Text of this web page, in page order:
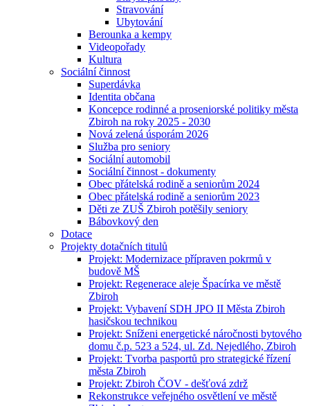
Stravování
Ubytování
Berounka a kempy
Videopořady
Kultura
Sociální činnost
Superdávka
Identita občana
Koncepce rodinné a proseniorské politiky města
Zbiroh na roky 2025 - 2030
Nová zelená úsporám 2026
Služba pro seniory
Sociální automobil
Sociální činnost - dokumenty
Obec přátelská rodině a seniorům 2024
Obec přátelská rodině a seniorům 2023
Děti ze ZUŠ Zbiroh potěšily seniory
Bábovkový den
Dotace
Projekty dotačních titulů
Projekt: Modernizace přípraven pokrmů v
budově MŠ
Projekt: Regenerace aleje Špacírka ve městě
Zbiroh
Projekt: Vybavení SDH JPO II Města Zbiroh
hasičskou technikou
Projekt: Sníženi energetické náročnosti bytového
domu č.p. 523 a 524, ul. Zd. Nejedlého, Zbiroh
Projekt: Tvorba pasportů pro strategické řízení
města Zbiroh
Projekt: Zbiroh ČOV - dešťová zdrž
Rekonstrukce veřejného osvětlení ve městě